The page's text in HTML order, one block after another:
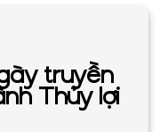
truyền
Thủy lợi